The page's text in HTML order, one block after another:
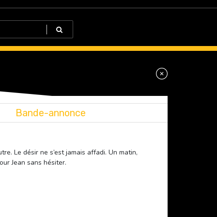
Bande-annonce
Le désir ne s’est jamais affadi. Un matin,
Jean sans hésiter.